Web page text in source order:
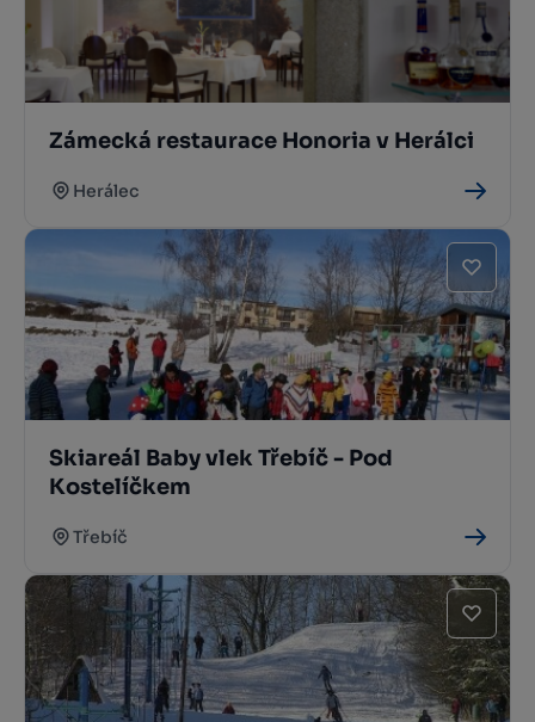
Zámecká restaurace Honoria v Herálci
Herálec
Skiareál Baby vlek Třebíč - Pod
Kostelíčkem
Třebíč